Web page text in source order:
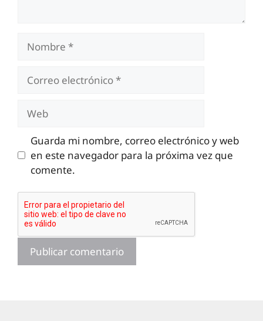
Nombre
Correo
electrónico
Guarda mi nombre, correo electrónico y web
en este navegador para la próxima vez que
comente.